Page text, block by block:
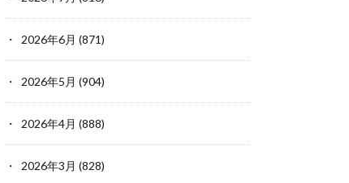
2026年6月 (871)
2026年5月 (904)
2026年4月 (888)
2026年3月 (828)